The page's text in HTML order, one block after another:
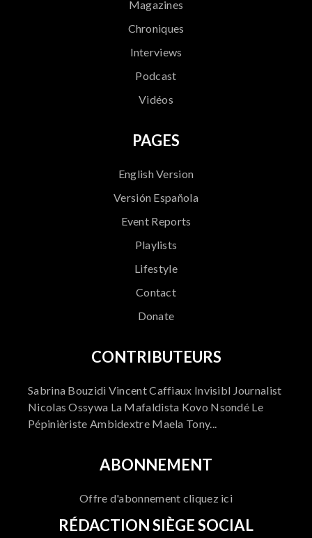
Magazines
Chroniques
Interviews
Podcast
Vidéos
PAGES
English Version
Versión Española
Event Reports
Playlists
Lifestyle
Contact
Donate
CONTRIBUTEURS
Sabrina Bouzidi Vincent Caffiaux Invisibl Journalist
Nicolas Ossywa La Mafaldista Kovo Nsondé Le
Pépinièriste Ambidextre Maela Tony...
ABONNEMENT
Offre d'abonnement cliquez ici
RÉDACTION SIÈGE SOCIAL